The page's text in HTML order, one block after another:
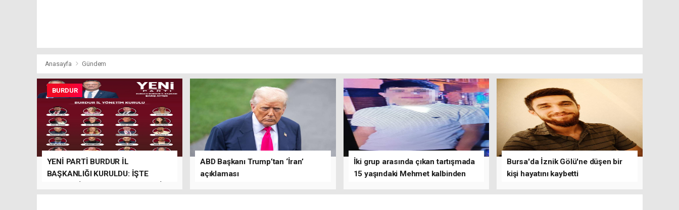
Anasayfa Gündem
BURDUR
YENİ PARTİ BURDUR İL
BAŞKANLIĞI KURULDU: İŞTE
ABD Başkanı Trump’tan ‘İran’
açıklaması
İki grup arasında çıkan tartışmada
15 yaşındaki Mehmet kalbinden
Bursa'da İznik Gölü'ne düşen bir
kişi hayatını kaybetti